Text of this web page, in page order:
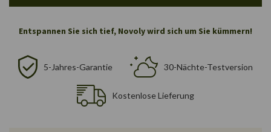
Entspannen Sie sich tief, Novoly wird sich um Sie kümmern!
5-Jahres-Garantie 30-Nächte-Testversion
Kostenlose Lieferung